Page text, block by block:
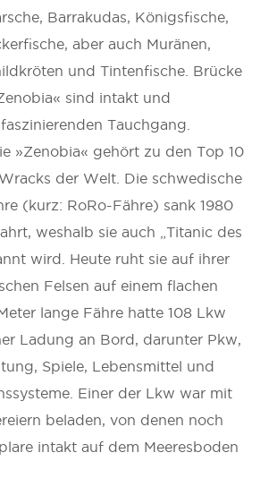
Barrakudas, Königsfische,
aber auch Muränen,
und Tintenfische. Brücke
sind intakt und
Tauchgang.
»Zenobia« gehört zu den Top 10
der Welt. Die schwedische
(kurz: RoRo-Fähre) sank 1980
weshalb sie auch „Titanic des
wird. Heute ruht sie auf ihrer
Felsen auf einem flachen
lange Fähre hatte 108 Lkw
Ladung an Bord, darunter Pkw,
Spiele, Lebensmittel und
Einer der Lkw war mit
beladen, von denen noch
intakt auf dem Meeresboden